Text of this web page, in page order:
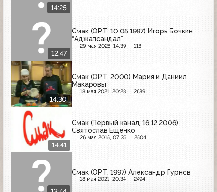
14:25
12:47
Смак (ОРТ, 10.05.1997) Игорь Бочкин
“Аджапсандал”
29 мая 2026, 14:39 118
14:30
Смак (ОРТ, 2000) Мария и Даниил
Макаровы
18 мая 2021, 20:28 2639
14:41
Смак (Первый канал, 16.12.2006)
Святослав Ещенко
26 мая 2015, 07:36 2504
Смак (ОРТ, 1997) Александр Гурнов
18 мая 2021, 20:34 2494